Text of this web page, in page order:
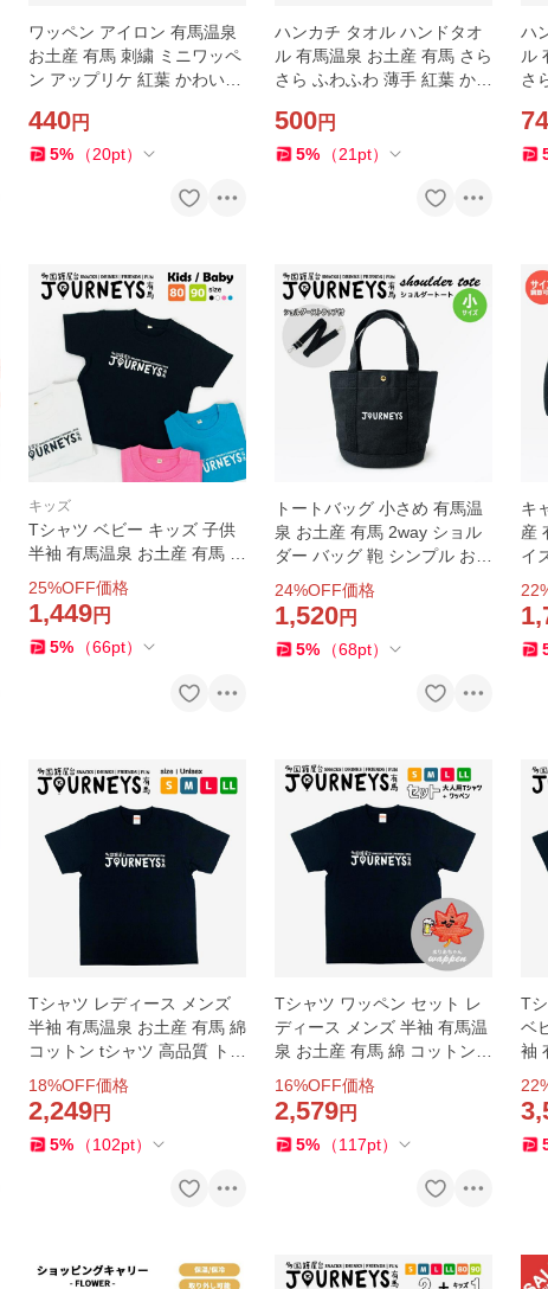
ワッペン アイロン 有馬温泉
お土産 有馬 刺繍 ミニワッペ
ン アップリケ 紅葉 かわいい
ジナル 人気
440円
5% （20pt）
ハンカチ タオル ハンドタオ
ル 有馬温泉 お土産 有馬 さら
さら ふわふわ 薄手 紅葉 かわ
ナル 人気
500円
5% （21 pt）
ハ
ル
さ
キッズ
Tシャツ ベビー キッズ 子供
半袖 有馬温泉 お土産 有馬 綿
コットン tシャツ 高品質 トッ
プス おしゃれ オリジナル 人
気 定番
25%OFF価格
1,449円
5% （66pt）
トートバッグ 小さめ 有馬温
泉 お土産 有馬 2way ショル
ダー バッグ 鞄 シンプル おし
ゃれ オリジナル 人気 黒 ブラ
ック
24%OFF価格
1,520円
5% （68pt）
キ
産
イ
ス
22
Tシャツ レディース メンズ
半袖 有馬温泉 お土産 有馬 綿
コットン tシャツ 高品質 トッ
プス おしゃれ オリジナル 人
気 定番
18%OFF価格
2,249円
5% （102pt）
Tシャツ ワッペン セット レ
ディース メンズ 半袖 有馬温
泉 お土産 有馬 綿 コットン t
シャツ 高品質 トップス おし
ゃれ オリジナル 人気 定番
16%OFF価格
2,579円
5% （117pt）
T
ベ
袖
プ
気
22